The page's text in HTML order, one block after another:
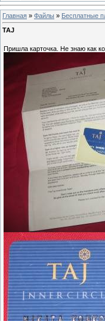
Главная » Файлы » Бесплатные
TAJ
Пришла карточка. Не знаю как